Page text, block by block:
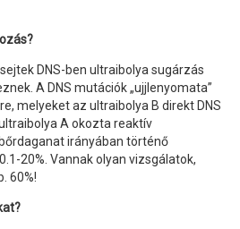
DNS-ben ultraibolya sugárzás
A DNS mutációk „ujjlenyomata”
melyeket az ultraibolya B direkt DNS
A okozta reaktív
irányában történő
20%. Vannak olyan vizsgálatok,
60%!